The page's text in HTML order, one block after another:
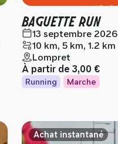
BAGUETTE RUN
13 septembre 2026
10 km, 5 km, 1.2 km
Lompret
À partir de 3,00 €
Running Marche
Achat instantané